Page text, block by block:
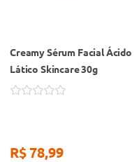
Creamy Sérum Facial Ácido
Lático Skincare 30g
R$ 78,99